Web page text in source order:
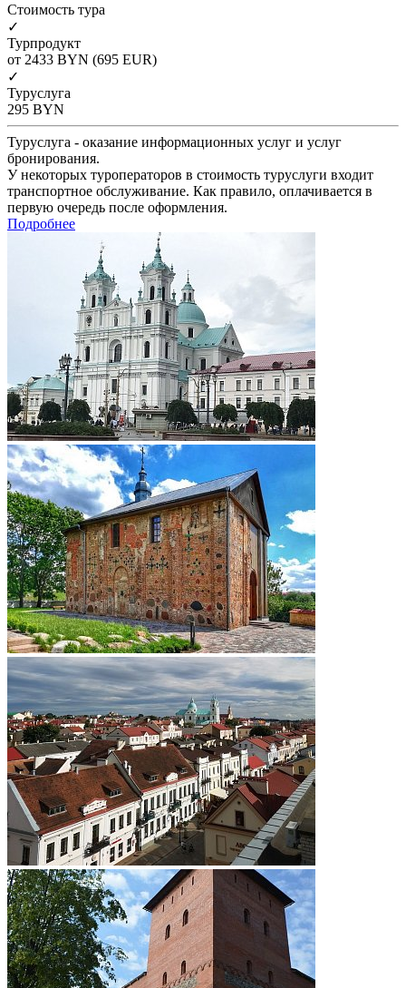
Cтоимость тура
✓
Турпродукт
от 2433 BYN (695 EUR)
✓
Туруслуга
295 BYN
Туруслуга - оказание информационных услуг и услуг
бронирования.
У некоторых туроператоров в стоимость туруслуги входит
транспортное обслуживание. Как правило, оплачивается в
первую очередь после оформления.
Подробнее